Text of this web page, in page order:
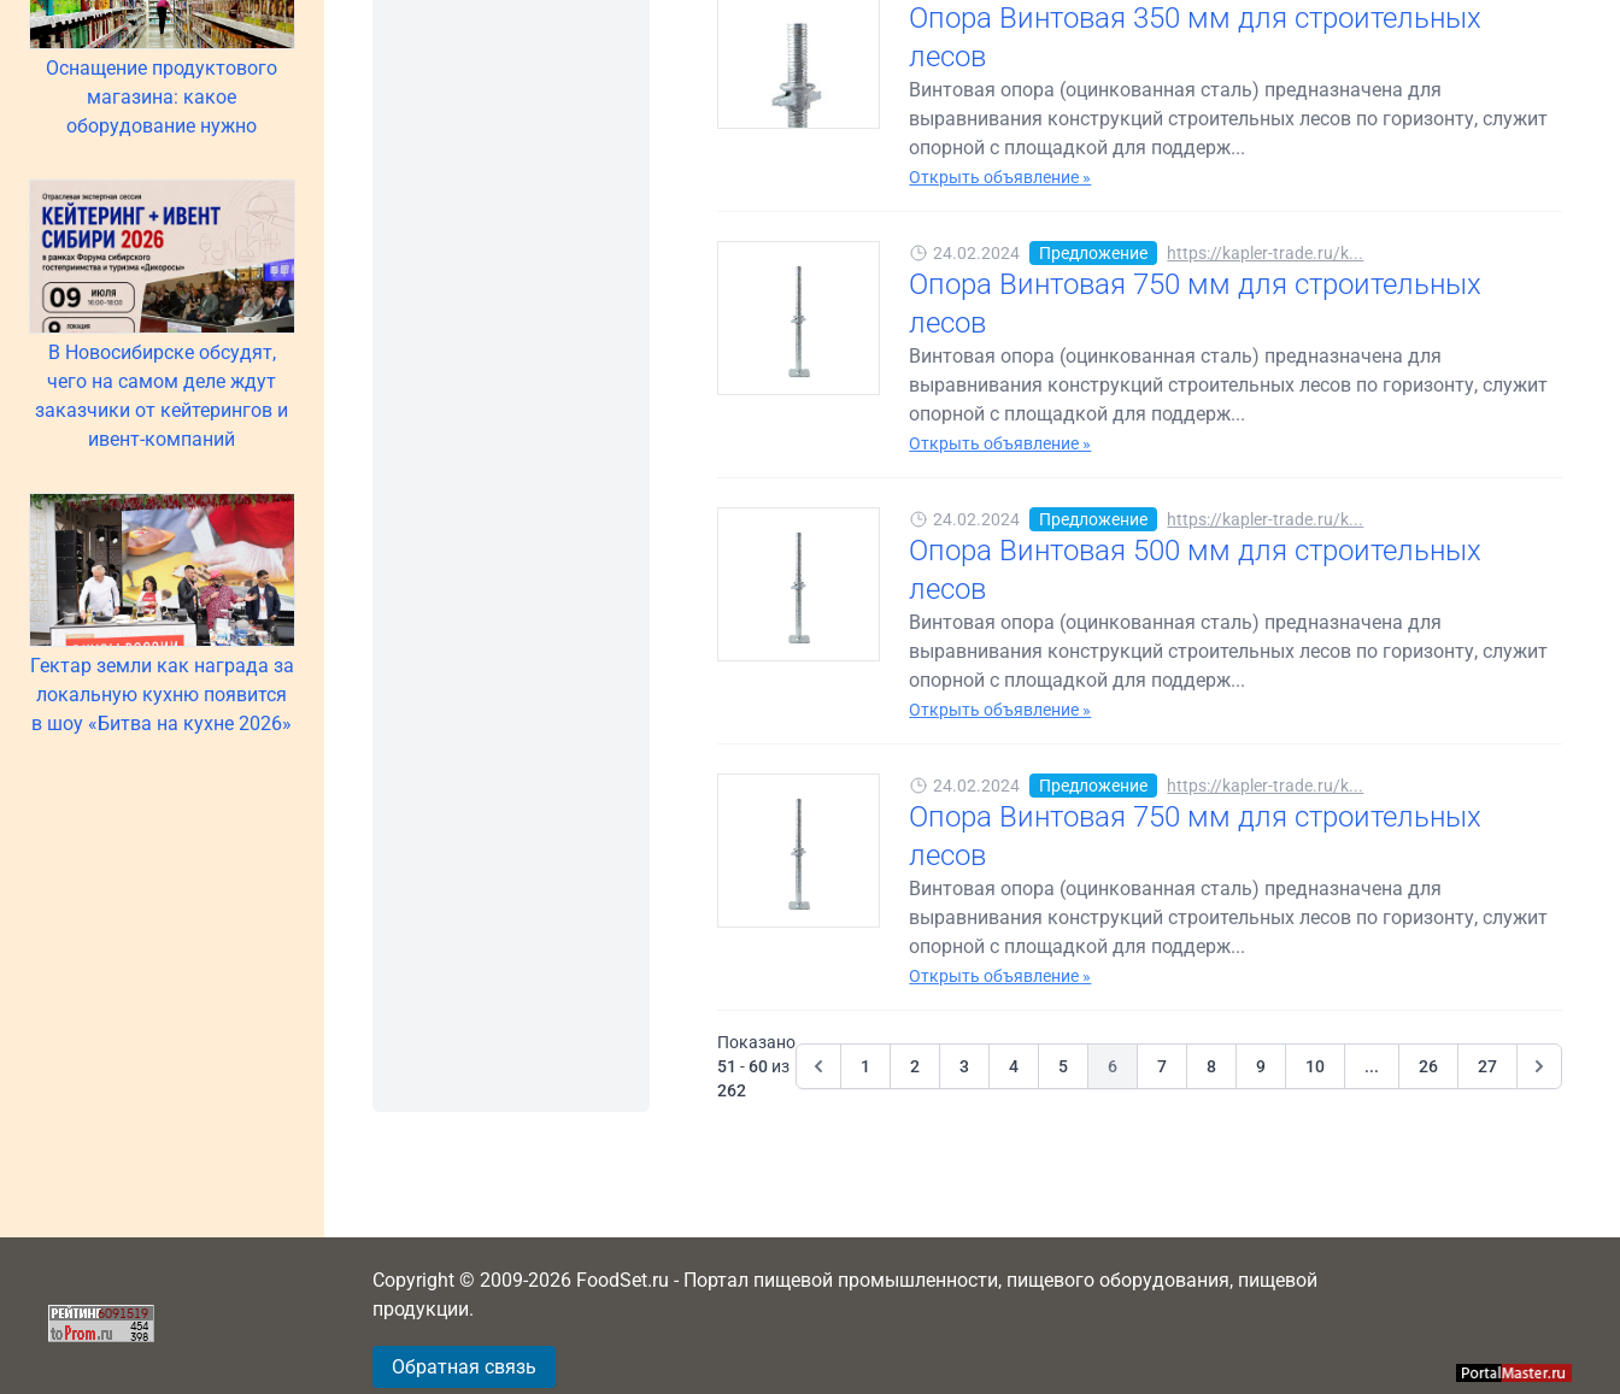
Оснащение продуктового
магазина: какое
оборудование нужно
В Новосибирске обсудят,
чего на самом деле ждут
заказчики от кейтерингов и
ивент-компаний
Гектар земли как награда за
локальную кухню появится
в шоу «Битва на кухне 2026»
Опора Винтовая 350 мм для строительных
лесов
Винтовая опора (оцинкованная сталь) предназначена для
выравнивания конструкций строительных лесов по горизонту, служит
опорной с площадкой для поддерж...
Открыть объявление »
24.02.2024 Предложение https://kapler-trade.ru/k...
Опора Винтовая 750 мм для строительных
лесов
Винтовая опора (оцинкованная сталь) предназначена для
выравнивания конструкций строительных лесов по горизонту, служит
опорной с площадкой для поддерж...
Открыть объявление »
24.02.2024 Предложение https://kapler-trade.ru/k...
Опора Винтовая 500 мм для строительных
лесов
Винтовая опора (оцинкованная сталь) предназначена для
выравнивания конструкций строительных лесов по горизонту, служит
опорной с площадкой для поддерж...
Открыть объявление »
24.02.2024 Предложение https://kapler-trade.ru/k...
Опора Винтовая 750 мм для строительных
лесов
Винтовая опора (оцинкованная сталь) предназначена для
выравнивания конструкций строительных лесов по горизонту, служит
опорной с площадкой для поддерж...
Открыть объявление »
Показано
51 -60из
262
1 2 3 4 5 6 7 8 9 10 ... 26 27
Copyright © 2009-2026 FoodSet.ru - Портал пищевой промышленности, пищевого оборудования, пищевой
продукции.
Обратная связь